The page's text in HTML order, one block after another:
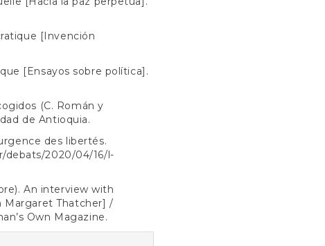
[Invención
[Ensayos sobre política].
(C. Román y
de Antioquia.
des libertés.
debats/2020/04/16/l-
An interview with
Margaret Thatcher] /
Own Magazine.